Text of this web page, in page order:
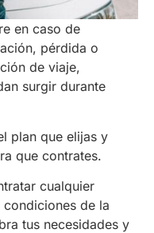
en caso de
pérdida o
de viaje,
surgir durante
plan que elijas y
que contrates.
cualquier
condiciones de la
tus necesidades y